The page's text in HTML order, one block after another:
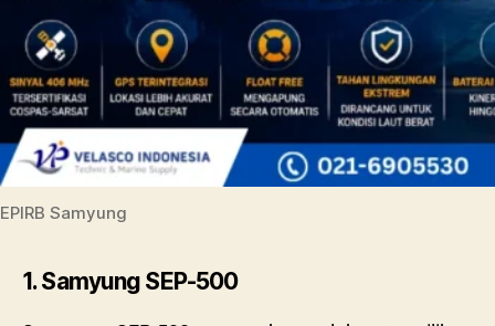
EPIRB Samyung
1. Samyung SEP-500